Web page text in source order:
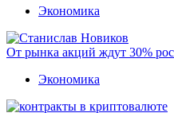
Экономика
От рынка акций ждут 30%
Экономика